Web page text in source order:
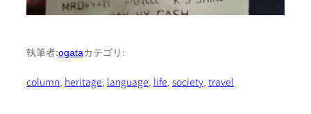
執筆者:ogataカテゴリ:
column, heritage, language, life, society, travel